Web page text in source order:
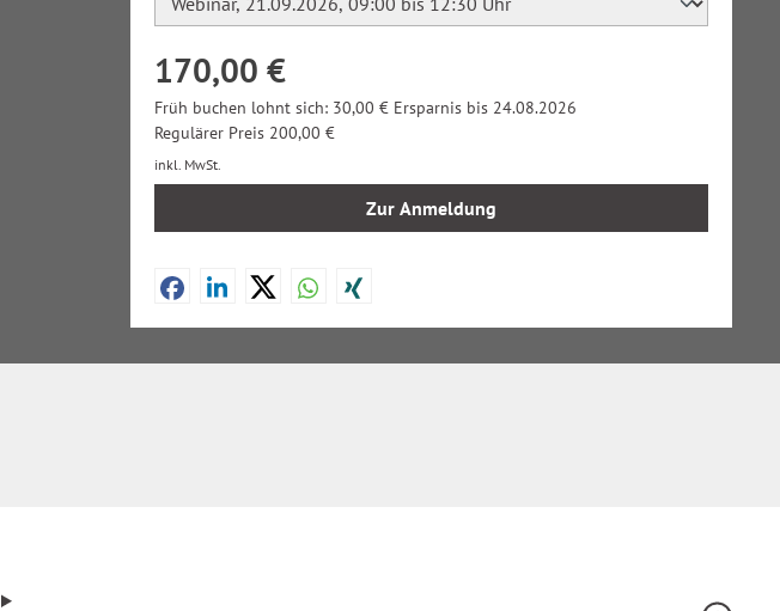
170,00 €
Früh buchen lohnt sich: 30,00 € Ersparnis bis 24.08.2026
Regulärer Preis 200,00 €
inkl. MwSt.
Zur Anmeldung